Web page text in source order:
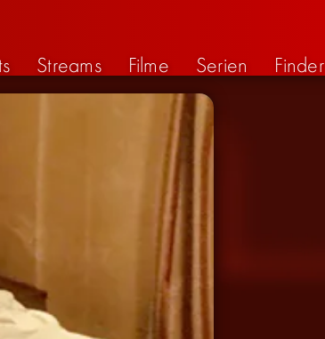
Streams Filme Serien Finder